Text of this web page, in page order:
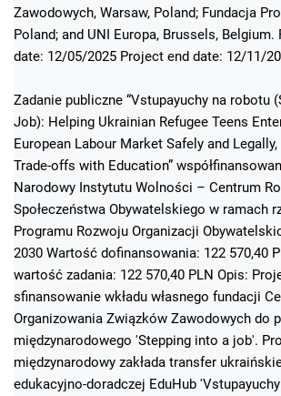
Zawodowych, Warsaw, Poland; Fundacja
Poland; and UNI Europa, Brussels,
date: 12/05/2025 Project end date: 12/11/
Zadanie publiczne “Vstupayuchy na robotu
Job): Helping Ukrainian Refugee Teens
European Labour Market Safely and
Trade-offs with Education”
Narodowy Instytutu Wolności – Centrum
Społeczeństwa Obywatelskiego w ramach
Programu Rozwoju Organizacji
2030 Wartość dofinansowania: 122 570,40
wartość zadania: 122 570,40 PLN Opis:
sfinansowanie wkładu własnego fundacji
Organizowania Związków Zawodowych do
międzynarodowego 'Stepping into a job'.
międzynarodowy zakłada transfer
edukacyjno-doradczej EduHub